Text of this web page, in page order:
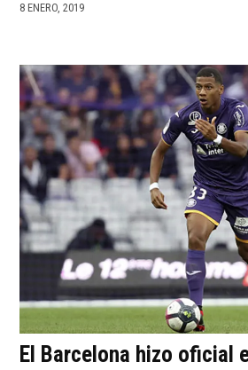
8 ENERO, 2019
El Barcelona hizo oficial